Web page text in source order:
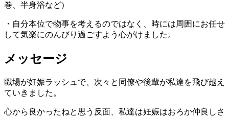
巻、半身浴など)
・自分本位で物事を考えるのではなく、時には周囲にお任せ
して気楽にのんびり過ごすよう心がけました。
メッセージ
職場が妊娠ラッシュで、次々と同僚や後輩が私達を飛び越え
ていきました。
心から良かったねと思う反面、私達は妊娠はおろか仲良しさ